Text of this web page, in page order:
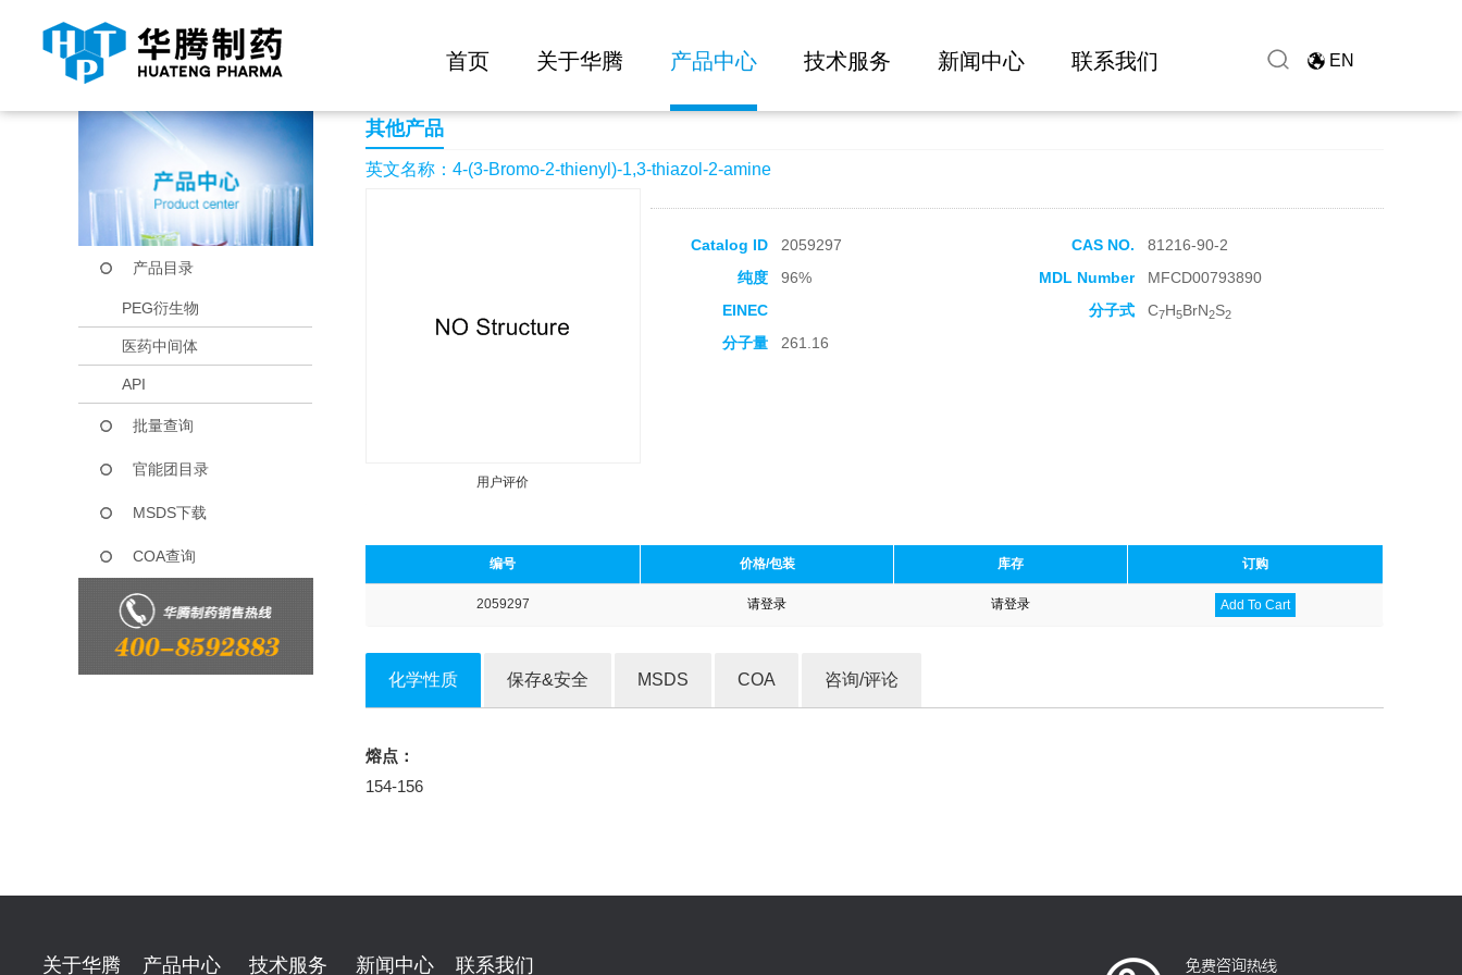
首页 关于华腾 产品中心 技术服务 新闻中心 联系我们 EN
当前位置： 首页 产品中心 4-(3-Bromo-2-thienyl)-1,3-thiazol-2-amine
产品目录
PEG衍生物
医药中间体
API
批量查询
官能团目录
MSDS下载
COA查询
其他产品
英文名称：4-(3-Bromo-2-thienyl)-1,3-thiazol-2-amine
用户评价
Catalog ID 2059297 CAS NO.
81216-90-2
纯度
96% MDL Number
MFCD00793890
EINEC
分子式 C7H5BrN2S2
分子量 261.16
编号 价格/包装 库存 订购
2059297 请登录 请登录 Add To Cart
化学性质 保存&安全 MSDS COA 咨询/评论
熔点：
154-156
关于华腾 产品中心 技术服务 新闻中心 联系我们